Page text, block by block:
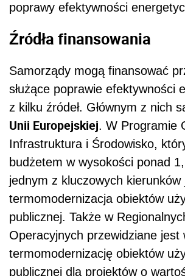
poprawy efektywności
Źródła finansowania
Samorządy mogą finansować
służące poprawie efektywności
z kilku źródeł. Głównym z nich
Unii Europejskiej. W Programie
Infrastruktura i Środowisko,
budżetem w wysokości ponad
jednym z kluczowych kierunków
termomodernizacja obiektów
publicznej. Także w
Operacyjnych przewidziane jest
termomodernizację obiektów
publicznej dla projektów o